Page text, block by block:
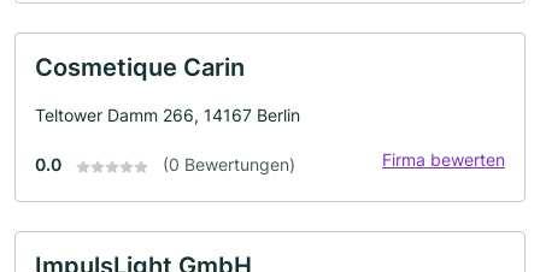
Cosmetique Carin
Teltower Damm 266, 14167 Berlin
0.0 (0 Bewertungen) Firma bewerten